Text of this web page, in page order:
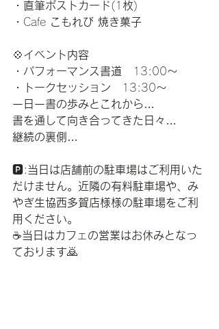
・直筆ポストカード(1 枚)
・ Cafe こもれび 焼き菓子
💠イベント内容
・パフォーマンス書道
13:00〜
・トークセッション
13:30〜
一日一書の歩みとこれから
書を通して向き合ってきた日々
継続の裏側
🅿️:当日は店舗前の駐車場はご利用いた
だけません。近隣の有料駐車場や、み
やぎ生協西多賀店様様の駐車場をご利
用ください。
☕️当日はカフェの営業はお休みとなっ
ております🙇